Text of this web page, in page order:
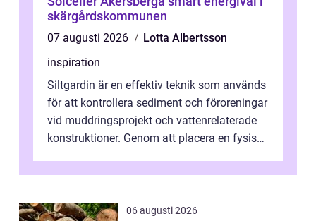
skärgårdskommunen
07 augusti 2026
Lotta Albertsson
inspiration
Siltgardin är en effektiv teknik som används
för att kontrollera sediment och föroreningar
vid muddringsprojekt och vattenrelaterade
konstruktioner. Genom att placera en fysisk
06 augusti 2026